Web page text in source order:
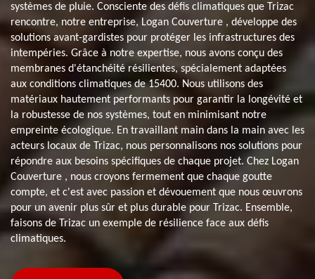
systèmes de pluie. Consciente des défis climatiques que Trizac
rencontre, notre entreprise, Logan Couverture , développe des
solutions avant-gardistes pour protéger les infrastructures des
intempéries. Grâce à notre expertise, nous avons conçu des
membranes d'étanchéité résilientes, spécialement adaptées
aux conditions climatiques de 15400. Nous utilisons des
matériaux hautement performants pour garantir la longévité et
la robustesse de nos systèmes, tout en minimisant notre
empreinte écologique. En travaillant main dans la main avec les
acteurs locaux de Trizac, nous personnalisons nos solutions pour
répondre aux besoins spécifiques de chaque projet. Chez Logan
Couverture , nous croyons fermement que chaque goutte
compte, et c'est avec passion et dévouement que nous œuvrons
pour un avenir plus sûr et plus durable pour Trizac. Ensemble,
faisons de Trizac un exemple de résilience face aux défis
climatiques.